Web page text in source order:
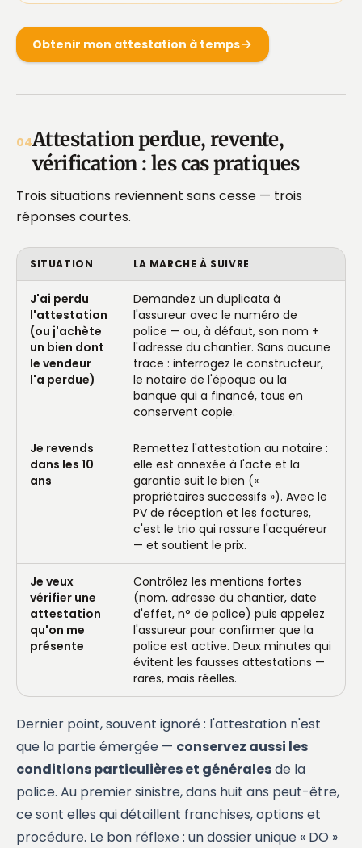
Obtenir mon attestation à temps
04Attestation perdue, revente,
vérification : les cas pratiques
Trois situations reviennent sans cesse — trois
réponses courtes.
SITUATION LA MARCHE À SUIVRE
J'ai perdu
l'attestation
(ou j'achète
un bien dont
le vendeur
l'a perdue)
Demandez un duplicata à
l'assureur avec le numéro de
police — ou, à défaut, son nom +
l'adresse du chantier. Sans aucune
trace : interrogez le constructeur,
le notaire de l'époque ou la
banque qui a financé, tous en
conservent copie.
Je revends
dans les 10
ans
Remettez l'attestation au notaire :
elle est annexée à l'acte et la
garantie suit le bien («
propriétaires successifs »). Avec le
PV de réception et les factures,
c'est le trio qui rassure l'acquéreur
— et soutient le prix.
Je veux
vérifier une
attestation
qu'on me
présente
Contrôlez les mentions fortes
(nom, adresse du chantier, date
d'effet, n° de police) puis appelez
l'assureur pour confirmer que la
police est active. Deux minutes qui
évitent les fausses attestations —
rares, mais réelles.
Dernier point, souvent ignoré : l'attestation n'est
que la partie émergée — conservez aussi les
conditions particulières et généralesde la
police. Au premier sinistre, dans huit ans peut-être,
ce sont elles qui détaillent franchises, options et
procédure. Le bon réflexe : un dossier unique « DO »